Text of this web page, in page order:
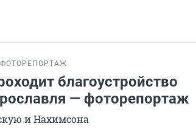
ФОТОРЕПОРТАЖ
благоустройство
— фоторепортаж
и Нахимсона